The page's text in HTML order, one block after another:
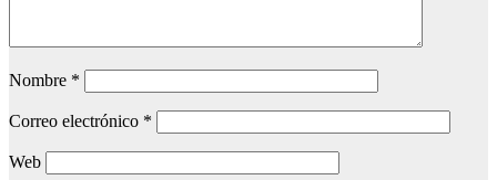
Nombre *
Correo electrónico *
Web